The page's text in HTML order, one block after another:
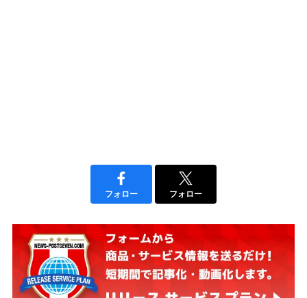
フォロー フォロー